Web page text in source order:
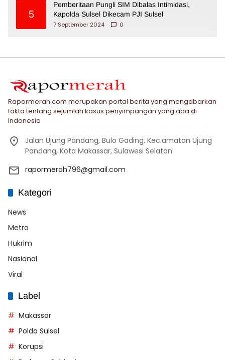
5
Pemberitaan Pungli SIM Dibalas Intimidasi,
Kapolda Sulsel Dikecam PJI Sulsel
7 September 2024
0
Rapormerah.com merupakan portal berita yang mengabarkan
fakta tentang sejumlah kasus penyimpangan yang ada di
Indonesia
Jalan Ujung Pandang, Bulo Gading, Kec.amatan Ujung
Pandang, Kota Makassar, Sulawesi Selatan
rapormerah796@gmail.com
Kategori
News
Metro
Hukrim
Nasional
Viral
Label
Makassar
Polda Sulsel
Korupsi